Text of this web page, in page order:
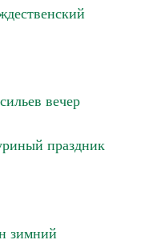
вечер
праздник
зимний